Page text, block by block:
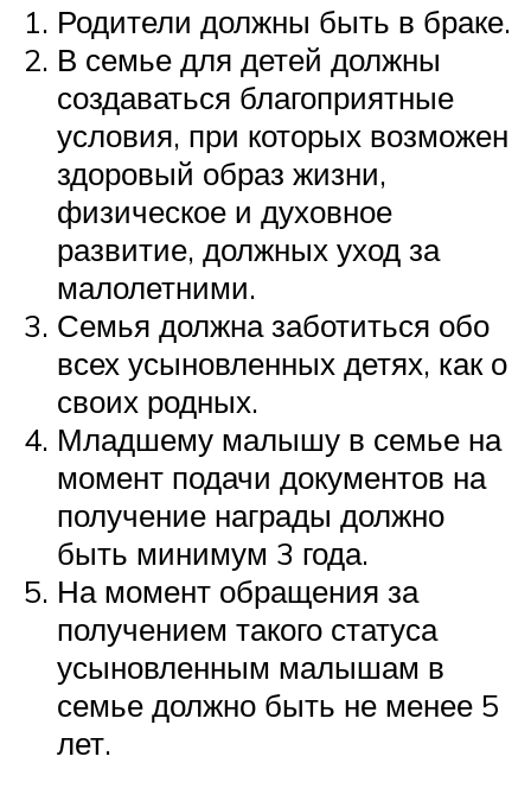
Родители должны быть в браке.
В семье для детей должны
создаваться благоприятные
условия, при которых возможен
здоровый образ жизни,
физическое и духовное
развитие, должных уход за
малолетними.
Семья должна заботиться обо
всех усыновленных детях, как о
своих родных.
Младшему малышу в семье на
момент подачи документов на
получение награды должно
быть минимум 3 года.
На момент обращения за
получением такого статуса
усыновленным малышам в
семье должно быть не менее 5
лет.